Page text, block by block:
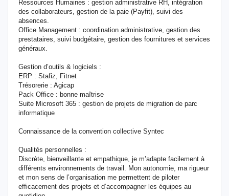
Ressources Humaines : gestion administrative RH, intégration
des collaborateurs, gestion de la paie (Payfit), suivi des
absences.
Office Management : coordination administrative, gestion des
prestataires, suivi budgétaire, gestion des fournitures et services
généraux.
Gestion d’outils & logiciels :
ERP : Stafiz, Fitnet
Trésorerie : Agicap
Pack Office : bonne maîtrise
Suite Microsoft 365 : gestion de projets de migration de parc
informatique
Connaissance de la convention collective Syntec
Qualités personnelles :
Discrète, bienveillante et empathique, je m’adapte facilement à
différents environnements de travail. Mon autonomie, ma rigueur
et mon sens de l’organisation me permettent de piloter
efficacement des projets et d’accompagner les équipes au